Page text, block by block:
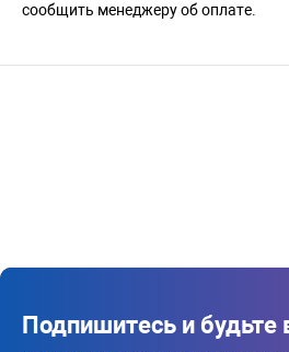
сообщить менеджеру об оплате.
Подпишитесь и будьте